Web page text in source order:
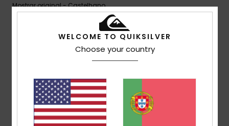
Mostrar original - Castelhano
Conforto: 5 Tamanho: Demasiado grandeMaterial: 4
5/5
ANTONIO14. Julho 2026
Bom tamanho e bom algodão
WELCOME TO QUIKSILVER
Choose your country